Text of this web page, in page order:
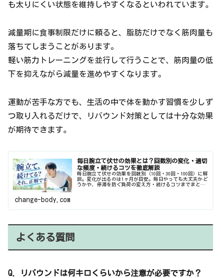
も太りにくい状態を維持しやすくなるといわれています。
減量期に食事制限だけに頼ると、脂肪だけでなく筋肉量も
落ちてしまうことがあります。
軽い筋力トレーニングを並行して行うことで、筋肉量の低
下を抑えながら減量を進めやすくなります。
運動が苦手な方でも、生活の中で体を動かす習慣を少しず
つ取り入れるだけで、リバウンド対策としては十分な効果
が期待できます。
毎日腕立て伏せの効果とは？回数別の変化・適切
な頻度・続けるコツを徹底解説
毎日腕立て伏せの効果を回数別（10回・30回・100回）に解
説。変化が出るのは1ヶ月が目安。毎日やっても大丈夫かど
うかや、停滞を防ぐ負荷の変え方・続けるコツまでまとめ
change-body.com
よくある質問
Q. リバウンドは何キロくらいから注意が必要ですか？